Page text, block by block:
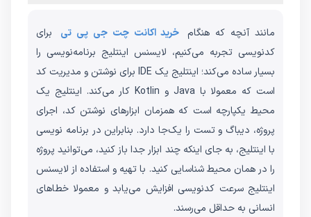
مانند آنچه که هنگام خرید اکانت چت جی پی تی
برای
کدنویسی تجربه می‌کنیم، لایسنس اینتلیج برنامه‌نویسی را
بسیار ساده می‌کند؛ اینتلیج یک IDE برای نوشتن و مدیریت کد
است که معمولا با Java و Kotlin کار می‌کند. اینتلیج یک
محیط یکپارچه است که همزمان ابزارهای نوشتن کد، اجرای
پروژه، دیباگ و تست را یک‌جا دارد. بنابراین در برنامه نویسی
با اینتلیج، به جای اینکه چند ابزار جدا باز کنید، می‌توانید پروژه
را در همان محیط شناسایی کنید. با تهیه و استفاده از لایسنس
اینتلیج سرعت کدنویسی افزایش می‌یابد و معمولا خطاهای
انسانی به حداقل می‌رسند.